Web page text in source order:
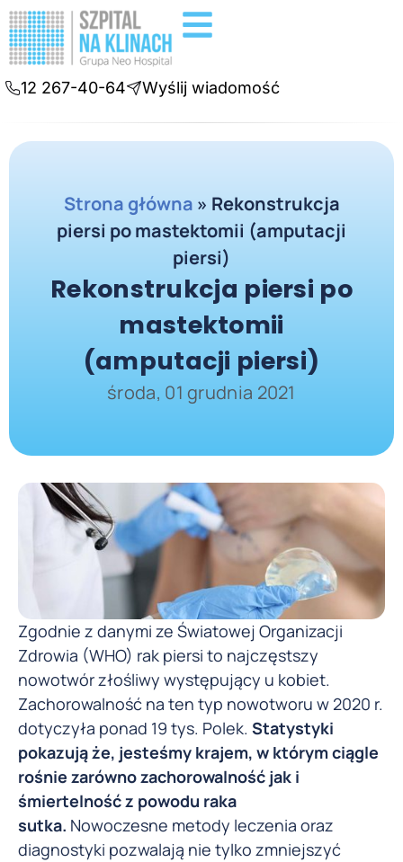
12 267-40-64 Wyślij wiadomość
Strona główna » Rekonstrukcja
piersi po mastektomii (amputacji
piersi)
Rekonstrukcja piersi po
mastektomii
(amputacji piersi)
środa, 01 grudnia 2021
Zgodnie z danymi ze Światowej Organizacji
Zdrowia (WHO) rak piersi to najczęstszy
nowotwór złośliwy występujący u kobiet.
Zachorowalność na ten typ nowotworu w 2020 r.
dotyczyła ponad 19 tys. Polek. Statystyki
pokazują że, jesteśmy krajem, w którym ciągle
rośnie zarówno zachorowalność jak i
śmiertelność z powodu raka
sutka. Nowoczesne metody leczenia oraz
diagnostyki pozwalają nie tylko zmniejszyć